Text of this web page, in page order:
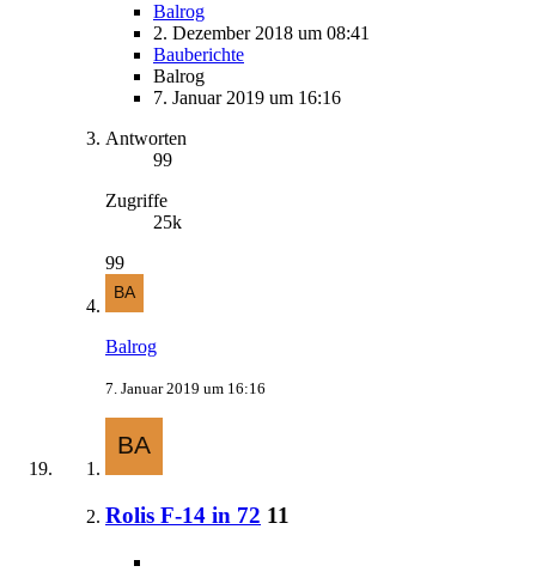
Balrog
2. Dezember 2018 um 08:41
Bauberichte
Balrog
7. Januar 2019 um 16:16
Antworten
99
Zugriffe
25k
99
Balrog
7. Januar 2019 um 16:16
Rolis F-14 in 72 11